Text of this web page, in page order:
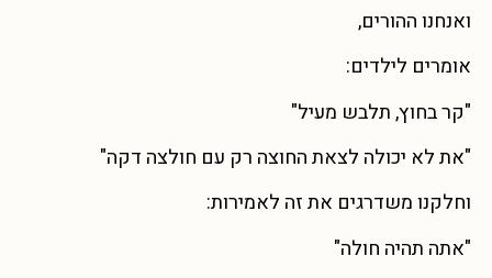
ואנחנו ההורים,
אומרים לילדים:
"קר בחוץ, תלבש מעיל"
"את לא יכולה לצאת החוצה רק עם חולצה דקה"
וחלקנו משדרגים את זה לאמירות:
"אתה תהיה חולה"